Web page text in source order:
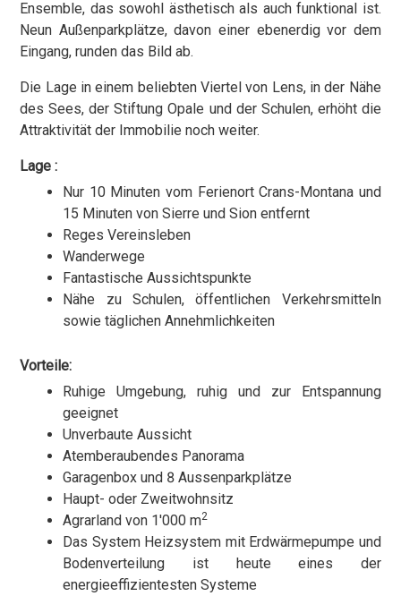
Ensemble, das sowohl ästhetisch als auch funktional ist.
Neun Außenparkplätze, davon einer ebenerdig vor dem
Eingang, runden das Bild ab.
Die Lage in einem beliebten Viertel von Lens, in der Nähe
des Sees, der Stiftung Opale und der Schulen, erhöht die
Attraktivität der Immobilie noch weiter.
Lage :
Nur 10 Minuten vom Ferienort Crans-Montana und
15 Minuten von Sierre und Sion entfernt
Reges Vereinsleben
Wanderwege
Fantastische Aussichtspunkte
Nähe zu Schulen, öffentlichen Verkehrsmitteln
sowie täglichen Annehmlichkeiten
Vorteile:
Ruhige Umgebung, ruhig und zur Entspannung
geeignet
Unverbaute Aussicht
Atemberaubendes Panorama
Garagenbox und 8 Aussenparkplätze
Haupt- oder Zweitwohnsitz
Agrarland von 1'000 m2
Das System Heizsystem mit Erdwärmepumpe und
Bodenverteilung ist heute eines der
energieeffizientesten Systeme